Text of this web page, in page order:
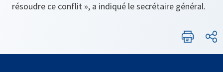
résoudre ce conflit », a indiqué le secrétaire général.